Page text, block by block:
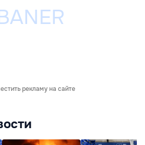
рекламу на сайте